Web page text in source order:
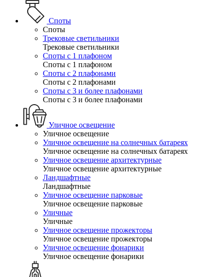
Споты
Споты
Трековые светильники
Трековые светильники
Споты с 1 плафоном
Споты с 1 плафоном
Споты с 2 плафонами
Споты с 2 плафонами
Споты с 3 и более плафонами
Споты с 3 и более плафонами
Уличное освещение
Уличное освещение
Уличное освещение на солнечных батареях
Уличное освещение на солнечных батареях
Уличное освещение архитектурные
Уличное освещение архитектурные
Ландшафтные
Ландшафтные
Уличное освещение парковые
Уличное освещение парковые
Уличные
Уличные
Уличное освещение прожекторы
Уличное освещение прожекторы
Уличное освещение фонарики
Уличное освещение фонарики